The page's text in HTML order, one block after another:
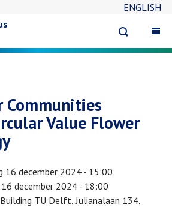
ENGLISH
search
Communities
Value Flower
16 december 2024 - 15:00
december 2024 - 18:00
TU Delft, Julianalaan 134,